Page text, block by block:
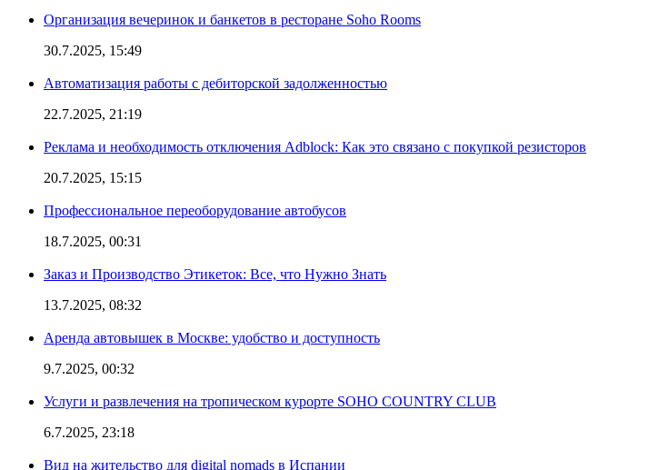
Организация вечеринок и банкетов в ресторане Soho Rooms
30.7.2025, 15:49
Автоматизация работы с дебиторской задолженностью
22.7.2025, 21:19
Реклама и необходимость отключения Adblock: Как это связано с покупкой резисторов
20.7.2025, 15:15
Профессиональное переоборудование автобусов
18.7.2025, 00:31
Заказ и Производство Этикеток: Все, что Нужно Знать
13.7.2025, 08:32
Аренда автовышек в Москве: удобство и доступность
9.7.2025, 00:32
Услуги и развлечения на тропическом курорте SOHO COUNTRY CLUB
6.7.2025, 23:18
Вид на жительство для digital nomads в Испании